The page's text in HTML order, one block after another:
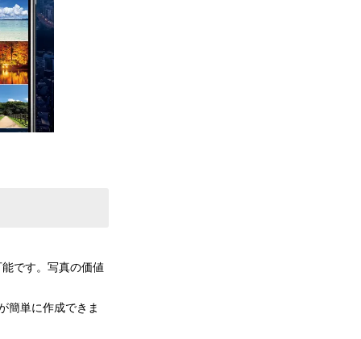
です。写真の価値
簡単に作成できま